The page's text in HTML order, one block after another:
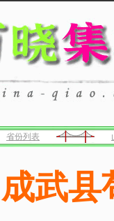
省份列表
成武县